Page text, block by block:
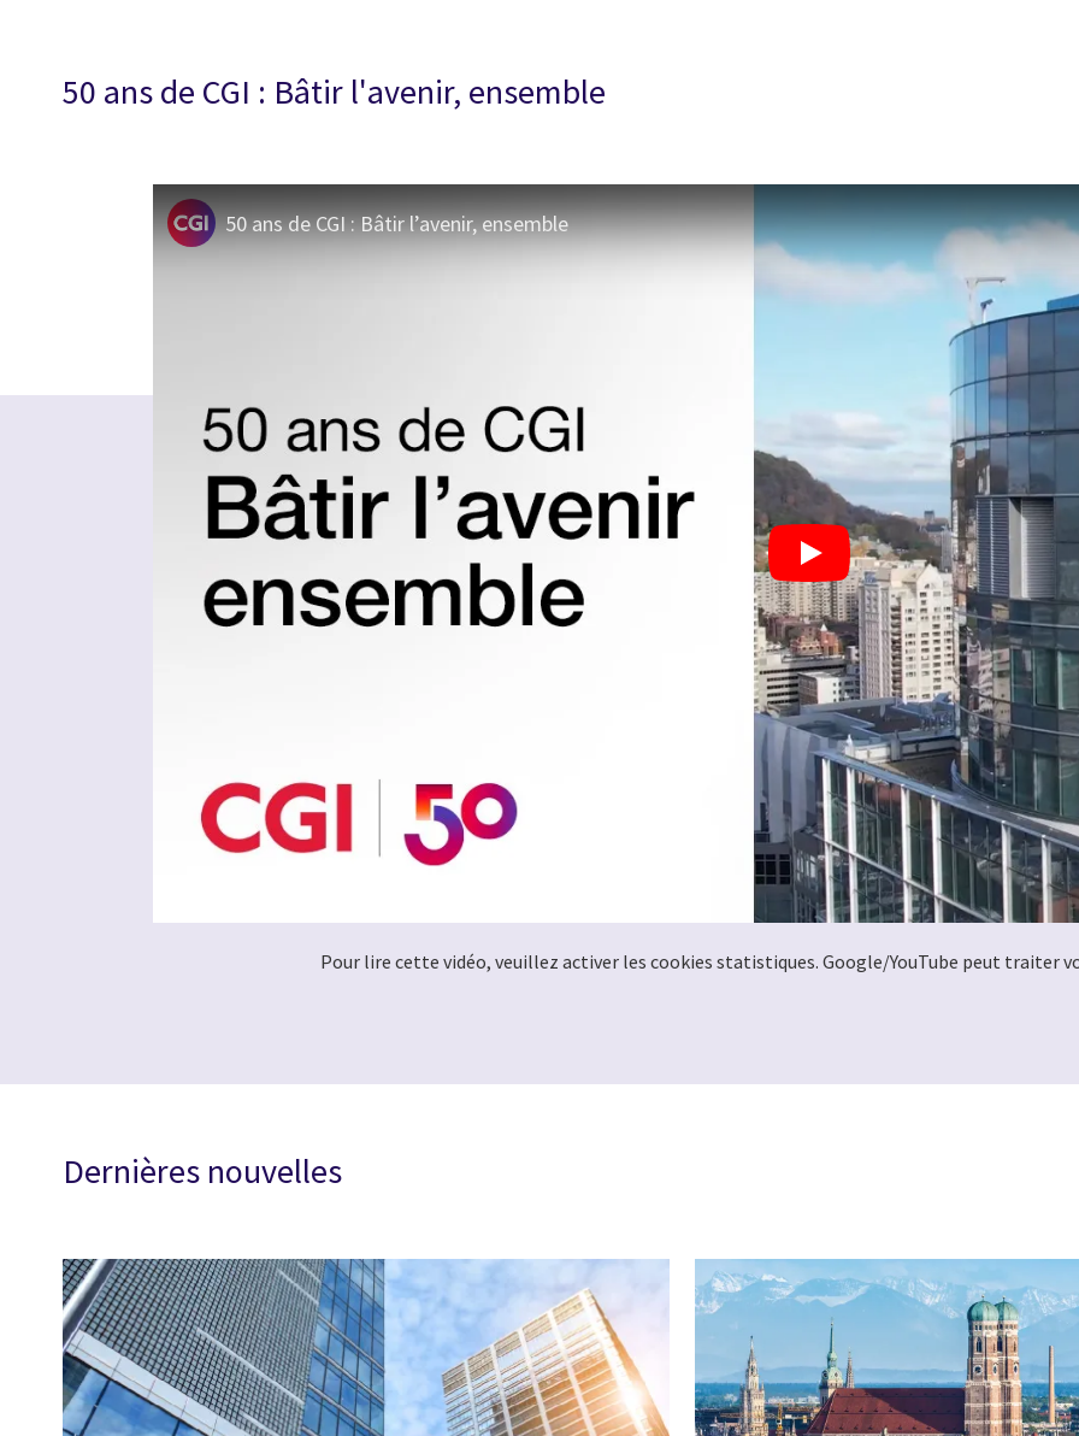
50 ans de CGI : Bâtir l'avenir, ensemble
50 ans de CGI : Bâtir l’avenir, ensemble
Pour lire cette vidéo, veuillez activer les cookies statistiques. Google/YouTube peut traiter
Dernières nouvelles